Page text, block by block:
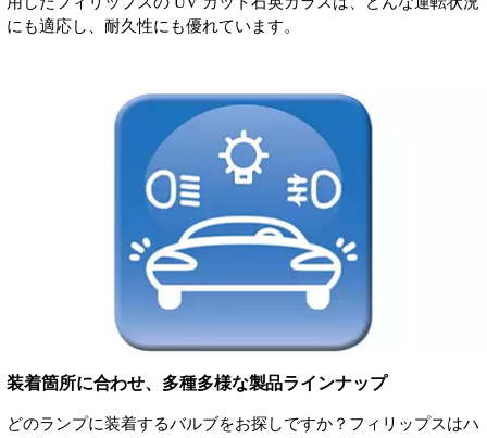
にも適応し、耐久性にも優れています。
装着箇所に合わせ、多種多様な製品ラインナップ
どのランプに装着するバルブをお探しですか？フィリップスはハ